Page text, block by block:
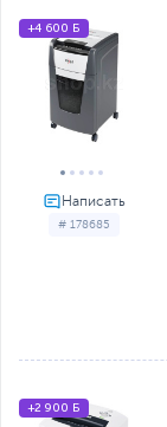
# 178685
+4 600 Б
+2 900 Б